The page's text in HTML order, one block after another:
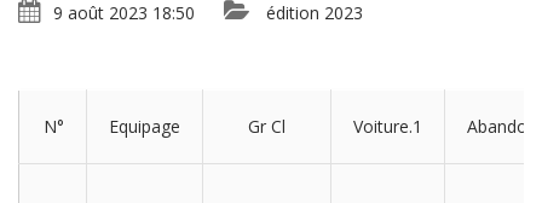
9 août 2023 18:50 édition 2023
N° Equipage Gr Cl Voiture.1 Abandon